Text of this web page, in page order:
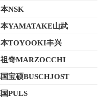
本NSK
本YAMATAKE山武
本TOYOOKI丰兴
奇MARZOCCHI
宝硕BUSCHJOST
PULS